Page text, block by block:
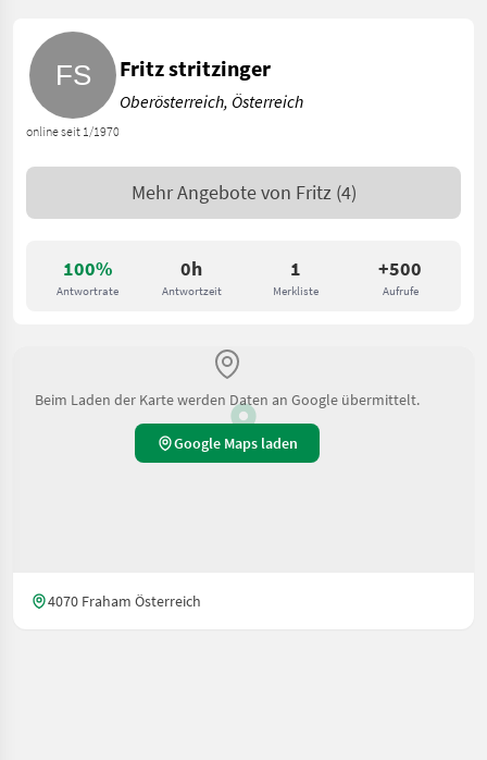
100%
Antwortrate
0h
Antwortzeit
1
Merkliste
+500
Aufrufe
online seit 1/1970
Fritz stritzinger
Oberösterreich, Österreich
Mehr Angebote von Fritz (4)
Beim Laden der Karte werden Daten an Google übermittelt.
Google Maps laden
4070 Fraham Österreich